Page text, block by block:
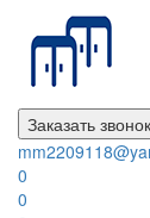
Заказать звонок
0
0